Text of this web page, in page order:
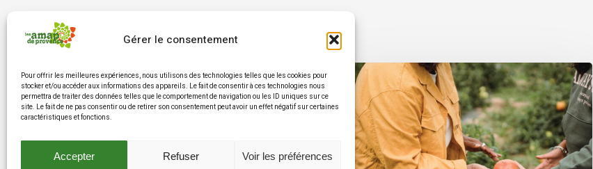
Gérer le consentement
Pour offrir les meilleures expériences, nous utilisons des technologies telles que les cookies pour
stocker et/ou accéder aux informations des appareils. Le fait de consentir à ces technologies nous
permettra de traiter des données telles que le comportement de navigation ou les ID uniques sur ce
site. Le fait de ne pas consentir ou de retirer son consentement peut avoir un effet négatif sur certaines
caractéristiques et fonctions.
Accepter Refuser Voir les préférences